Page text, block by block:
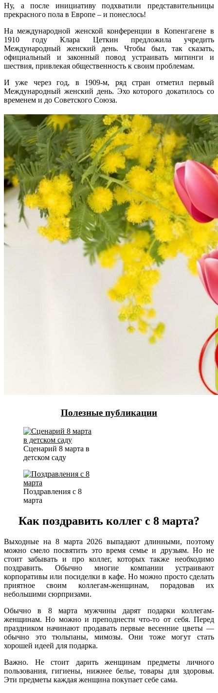
Ну, а после инициативу подхватили представительницы
прекрасного пола в Европе – и понеслось!
На международной женской конференции в Копенгагене в
1910 году Клара Цеткин предложила учредить
Международный женский день. Чтобы был, так сказать,
официальный и законный повод устраивать митинги и
шествия, привлекая общественность к своим проблемам.
И уже через год, в 1909-м, ряд стран отметил первый
Международный женский день. Эхо которого докатилось со
временем и до Советского Союза.
Полезные публикации
Сценарий 8 марта в
детском саду
Поздравления с 8
марта
Как поздравить коллег с 8 марта?
Выходные на 8 марта 2026 выпадают длинными, поэтому
можно смело посвятить это время семье и друзьям. Но не
стоит забывать и про коллег, которых также необходимо
поздравить. Обычно многие компании устраивают
корпоративы или посиделки в кафе. Но можно просто сделать
приятное своим коллегам-женщинам, порадовав их
небольшими сюрпризами.
Обычно в 8 марта мужчины дарят подарки коллегам-
женщинам. Но можно и преподнести что-то от себя. Перед
праздником начинают продавать первые весенние цветы —
обычно это тюльпаны, мимозы. Они тоже могут стать
хорошей идеей для подарка.
Важно. Не стоит дарить женщинам предметы личного
пользования, гигиены, нижнее белье, товары для здоровья.
Эти предметы каждая женщина покупает себе сама.